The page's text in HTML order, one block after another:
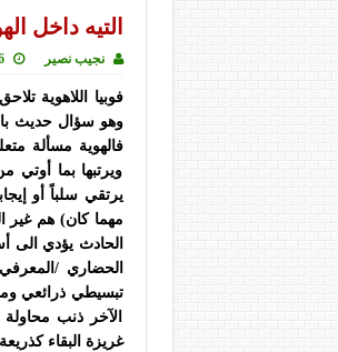
التيه داخل
نجيب نصير
فوبيا اللاهوية
وهو سؤال حديث
فالهوية مسألة
ويرتبها بما
يرتقي سلباً أو
مهما كان) هم غير
الحادث يؤدي الى
الحضاري /
تبسيطي ذرائعي
الآخر ذنب
غريزة البقاء